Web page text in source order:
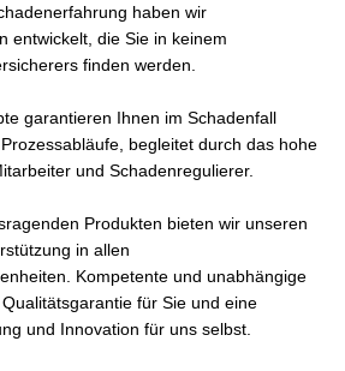
haben wir
entwickelt, die Sie in keinem
finden werden.
garantieren Ihnen im Schadenfall
begleitet durch das hohe
und Schadenregulierer.
Produkten bieten wir unseren
in allen
Kompetente und unabhängige
für Sie und eine
und Innovation für uns selbst.